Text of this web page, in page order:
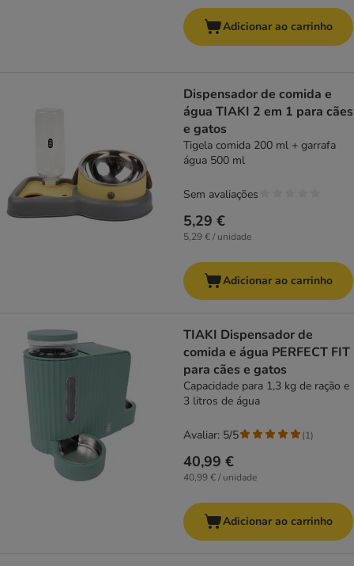
Adicionar ao carrinho
Dispensador de comida e
água TIAKI 2 em 1 para cães
e gatos
Tigela comida 200 ml + garrafa
água 500 ml
5,29 €
5,29 € / unidade
Sem avaliações
Adicionar ao carrinho
TIAKI Dispensador de
comida e água PERFECT FIT
para cães e gatos
Capacidade para 1,3 kg de ração e
3 litros de água
40,99 €
40,99 € / unidade
Avaliar: 5/5 (1)
Adicionar ao carrinho